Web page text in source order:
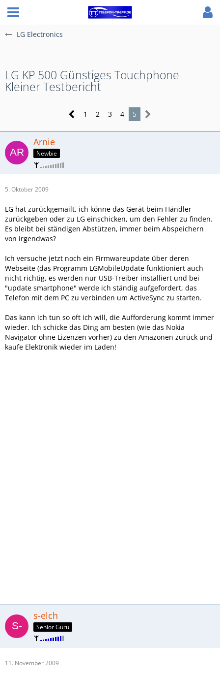
LG Electronics
LG KP 500 Günstiges Touchphone
Kleiner Testbericht
1 2 3 4 5
Arnie
Newbie
5. Oktober 2009
LG hat zurückgemailt, ich könne das Gerät beim Händler
zurückgeben oder zu LG einschicken, um den Fehler zu finden.
Es bleibt bei ständigen Abstützen, immer beim Abspeichern
von irgendwas?
Ich versuche jetzt noch ein Firmwareupdate über deren
Webseite (das Programm LGMobileUpdate funktioniert auch
nicht richtig, es werden nur USB-Treiber installiert und bei
"update smartphone" werde ich ständig aufgefordert, das
Telefon mit dem PC zu verbinden um ActiveSync zu starten.
Das kann ich tun so oft ich will, die Aufforderung kommt immer
wieder. Ich schicke das Ding am besten (wie das Nokia
Navigator ohne Lizenzen vorher) zu den Amazonen zurück und
kaufe Elektronik wieder im Laden!
s-elch
Senior Guru
11. November 2009